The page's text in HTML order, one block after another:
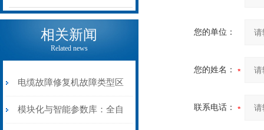
相关新闻
Related news
电缆故障修复机故障类型区
分指南：从“绝缘电
模块化与智能参数库：全自
您的单位：
您的姓名：
联系电话：